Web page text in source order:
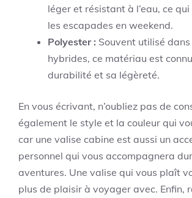
léger et résistant à l’eau, ce
les escapades en weekend.
Polyester : Souvent utilisé
hybrides, ce matériau est
durabilité et sa légèreté.
En vous écrivant, n’oubliez pas de
également le style et la couleur qui
car une valise cabine est aussi un
personnel qui vous accompagnera
aventures. Une valise qui vous plaît
plus de plaisir à voyager avec. Enfin,